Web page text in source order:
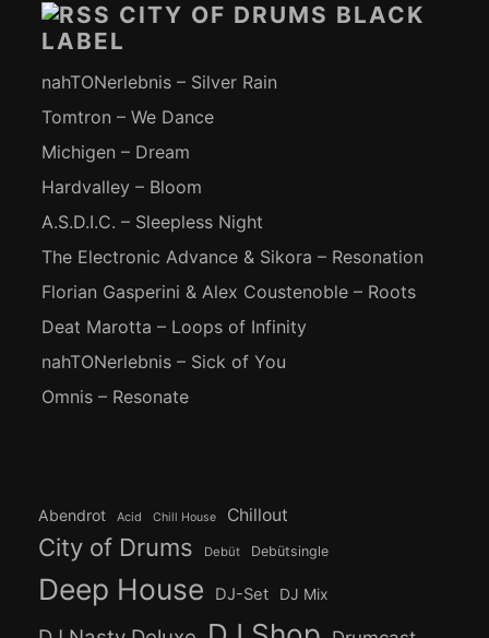
CITY OF DRUMS BLACK
LABEL
nahTONerlebnis – Silver Rain
Tomtron – We Dance
Michigen – Dream
Hardvalley – Bloom
A.S.D.I.C. – Sleepless Night
The Electronic Advance & Sikora – Resonation
Florian Gasperini & Alex Coustenoble – Roots
Deat Marotta – Loops of Infinity
nahTONerlebnis – Sick of You
Omnis – Resonate
Abendrot Acid Chill House Chillout
City of Drums Debüt Debütsingle
Deep House DJ-Set DJ Mix